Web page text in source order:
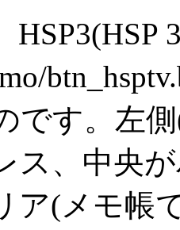
です。左
ス、中央
ア(メモ帳